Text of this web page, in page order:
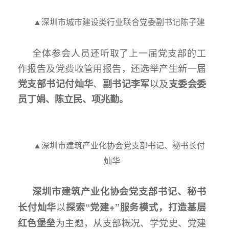
▲深圳市城市建设类行业联合党委副书记陈子建
全体参会人员还听取了上一届党支部的工
作报告及党费收管用报告，还选举产生新一届
党支部书记付灿华、 副书记李军以及支委会委
员丁娟、 陈立民、 项兆勤。
▲深圳市建筑产业化协会党支部书记、秘书长付
灿华
深圳市建筑产业化协会党支部书记、秘书
长付灿华以探索“党建+”服务模式，打造基层
红色堡垒为主题，从支部概况、学党史、党建